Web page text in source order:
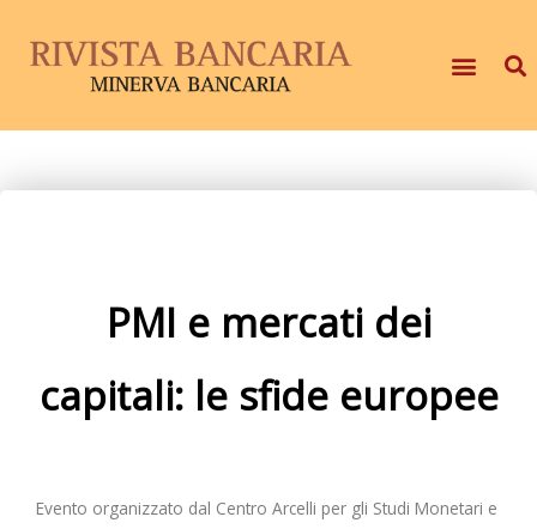
PMI e mercati dei
capitali: le sfide europee
Evento organizzato dal Centro Arcelli per gli Studi Monetari e